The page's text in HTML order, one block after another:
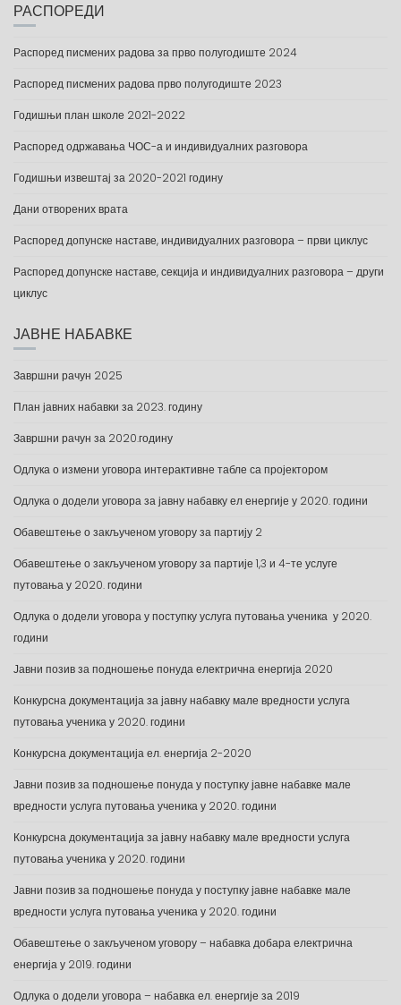
РАСПОРЕДИ
Распоред писмених радова за прво полугодиште 2024
Распоред писмених радова прво полугодиште 2023
Годишњи план школе 2021-2022
Распоред одржавања ЧОС-а и индивидуалних разговора
Годишњи извештај за 2020-2021 годину
Дани отворених врата
Распоред допунске наставе, индивидуалних разговора – први циклус
Распоред допунске наставе, секција и индивидуалних разговора – други
циклус
ЈАВНЕ НАБАВКЕ
Завршни рачун 2025
План јавних набавки за 2023. годину
Завршни рачун за 2020.годину
Одлука о измени уговора интерактивне табле са пројектором
Одлука о додели уговора за јавну набавку ел енергије у 2020. години
Обавештење о закљученом уговору за партију 2
Обавештење о закљученом уговору за партије 1,3 и 4-те услуге
путовања у 2020. години
Одлука о додели уговора у поступку услуга путовања ученика у 2020.
години
Јавни позив за подношење понуда електрична енергија 2020
Конкурсна документација за јавну набавку мале вредности услуга
путовања ученика у 2020. години
Конкурсна документација ел. енергија 2-2020
Јавни позив за подношење понуда у поступку јавне набавке мале
вредности услуга путовања ученика у 2020. години
Конкурсна документација за јавну набавку мале вредности услуга
путовања ученика у 2020. години
Јавни позив за подношење понуда у поступку јавне набавке мале
вредности услуга путовања ученика у 2020. години
Обавештење о закљученом уговору – набавка добара електрична
енергија у 2019. години
Одлука о додели уговора – набавка ел. енергије за 2019